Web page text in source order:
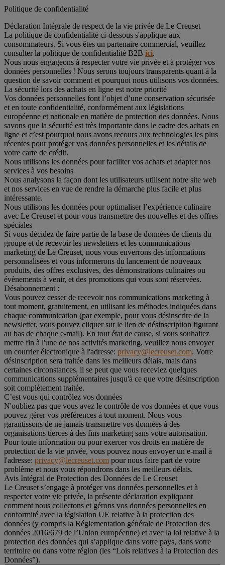
Politique de confidentialité
Déclaration Intégrale de respect de la vie privée de Le Creuset
La politique de confidentialité ci-dessous s'applique aux
consommateurs. Si vous êtes un partenaire commercial, veuillez
consulter la politique de confidentialité B2B ici.
Nous nous engageons à respecter votre vie privée et à protéger vos
données personnelles ! Nous serons toujours transparents quant à la
question de savoir comment et pourquoi nous utilisons vos données.
La sécurité lors des achats en ligne est notre priorité
Vos données personnelles font l’objet d’une conservation sécurisée
et en toute confidentialité, conformément aux législations
européenne et nationale en matière de protection des données. Nous
savons que la sécurité est très importante dans le cadre des achats en
ligne et c’est pourquoi nous avons recours aux technologies les plus
récentes pour protéger vos données personnelles et les détails de
votre carte de crédit.
Nous utilisons les données pour faciliter vos achats et adapter nos
services à vos besoins
Nous analysons la façon dont les utilisateurs utilisent notre site web
et nos services en vue de rendre la démarche plus facile et plus
intéressante.
Nous utilisons les données pour optimaliser l’expérience culinaire
avec Le Creuset et pour vous transmettre des nouvelles et des offres
spéciales
Si vous décidez de faire partie de la base de données de clients du
groupe et de recevoir les newsletters et les communications
marketing de Le Creuset, nous vous enverrons des informations
personnalisées et vous informerons du lancement de nouveaux
produits, des offres exclusives, des démonstrations culinaires ou
évènements à venir, et des promotions qui vous sont réservées.
Désabonnement :
Vous pouvez cesser de recevoir nos communications marketing à
tout moment, gratuitement, en utilisant les méthodes indiquées dans
chaque communication (par exemple, pour vous désinscrire de la
newsletter, vous pouvez cliquer sur le lien de désinscription figurant
au bas de chaque e-mail). En tout état de cause, si vous souhaitez
mettre fin à l'une de nos activités marketing, veuillez nous envoyer
un courrier électronique à l'adresse: privacy@lecreuset.com. Votre
désinscription sera traitée dans les meilleurs délais, mais dans
certaines circonstances, il se peut que vous receviez quelques
communications supplémentaires jusqu'à ce que votre désinscription
soit complètement traitée.
C’est vous qui contrôlez vos données
N'oubliez pas que vous avez le contrôle de vos données et que vous
pouvez gérer vos préférences à tout moment. Nous vous
garantissons de ne jamais transmettre vos données à des
organisations tierces à des fins marketing sans votre autorisation.
Pour toute information ou pour exercer vos droits en matière de
protection de la vie privée, vous pouvez nous envoyer un e-mail à
l'adresse: privacy@lecreuset.com pour nous faire part de votre
problème et nous vous répondrons dans les meilleurs délais.
Avis Intégral de Protection des Données de Le Creuset
Le Creuset s’engage à protéger vos données personnelles et à
respecter votre vie privée, la présente déclaration expliquant
comment nous collectons et gérons vos données personnelles en
conformité avec la législation UE relative à la protection des
données (y compris la Réglementation générale de Protection des
données 2016/679 de l’Union européenne) et avec la loi relative à la
protection des données qui s’applique dans votre pays, dans votre
territoire ou dans votre région (les “Lois relatives à la Protection des
Données”).